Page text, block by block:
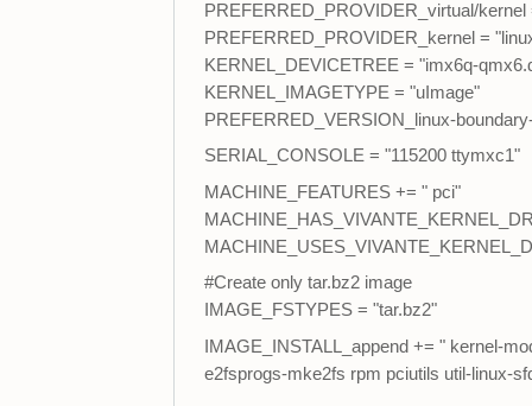
PREFERRED_PROVIDER_virtual/kernel
PREFERRED_PROVIDER_kernel =
KERNEL_DEVICETREE = "imx6q-
KERNEL_IMAGETYPE = "uImage"
PREFERRED_VERSION_linux-
SERIAL_CONSOLE = "115200 ttymxc1"
MACHINE_FEATURES += " pci"
#Create only tar.bz2 image
IMAGE_FSTYPES = "tar.bz2"
IMAGE_INSTALL_append += " kernel-
e2fsprogs-mke2fs rpm pciutils util-linux-